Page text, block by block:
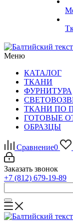
Меню
КАТАЛОГ
ТКАНИ
ФУРНИТУРА
ТКАНИ ПО
ГОТОВЫЕ
ОБРАЗЦЫ
Сравнение0
Заказать звонок
+7 (812) 679-19-89